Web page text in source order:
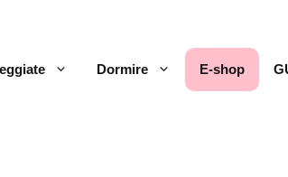
Dormire E-shop